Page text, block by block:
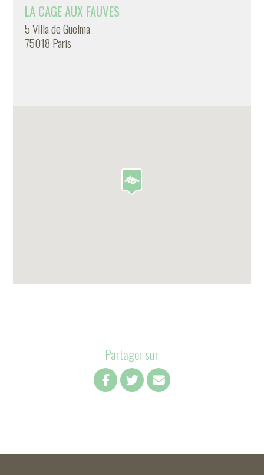
LA CAGE AUX FAUVES
5 Villa de Guelma
75018 Paris
Partager sur